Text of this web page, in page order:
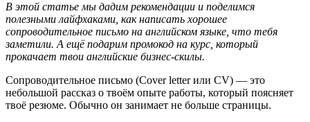
В этой статье мы дадим рекомендации и поделимся
полезными лайфхаками, как написать хорошее
сопроводительное письмо на английском языке, что тебя
заметили. А ещё подарим промокод на курс, который
прокачает твои английские бизнес-скилы.
Сопроводительное письмо (Cover letter или CV) — это
небольшой рассказ о твоём опыте работы, который поясняет
твоё резюме. Обычно он занимает не больше страницы.